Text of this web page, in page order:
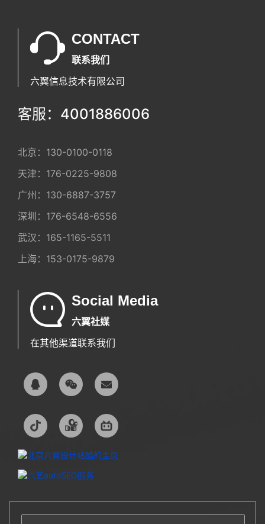
CONTACT
联系我们
六翼信息技术有限公司
客服：4001886006
北京： 130-0100-0118
天津： 176-0225-9808
广州： 130-6887-3757
深圳： 176-6548-6556
武汉： 165-1165-5511
上海： 153-0175-9879
Social Media
六翼社媒
在其他渠道联系我们